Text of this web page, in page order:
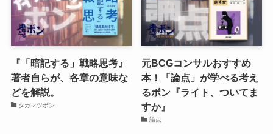
『「暗記する」戦略思考』
著者自らが、各章の意味な
どを解説。
タカマツボン
元BCGコンサルおすすめ
本！「論点」が学べる考え
るボン『ライト、ついてま
すか』
論点